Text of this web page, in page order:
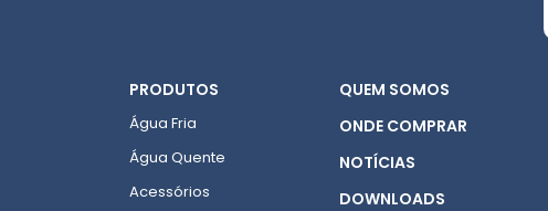
PRODUTOS
Água Fria
Água Quente
Acessórios
QUEM SOMOS
ONDE COMPRAR
NOTÍCIAS
DOWNLOADS